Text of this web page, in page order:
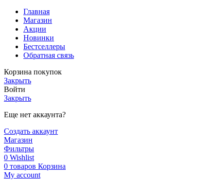
Главная
Магазин
Акции
Новинки
Бестселлеры
Обратная связь
Корзина покупок
Закрыть
Войти
Закрыть
Еще нет аккаунта?
Создать аккаунт
Магазин
Фильтры
0 Wishlist
0 товаров Корзина
My account